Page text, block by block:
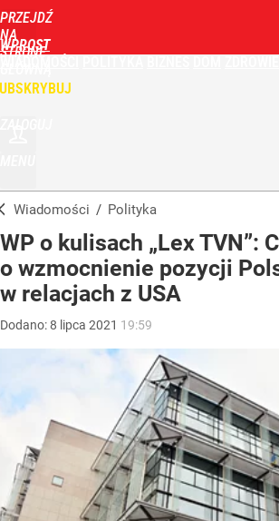
PRZEJDŹ
NA
STRONĘ
WPROST
Wiadomości / Polityka
WP o kulisach „Lex TVN”:
o wzmocnienie pozycji
w relacjach z USA
Dodano:8 lipca 2021 19:59